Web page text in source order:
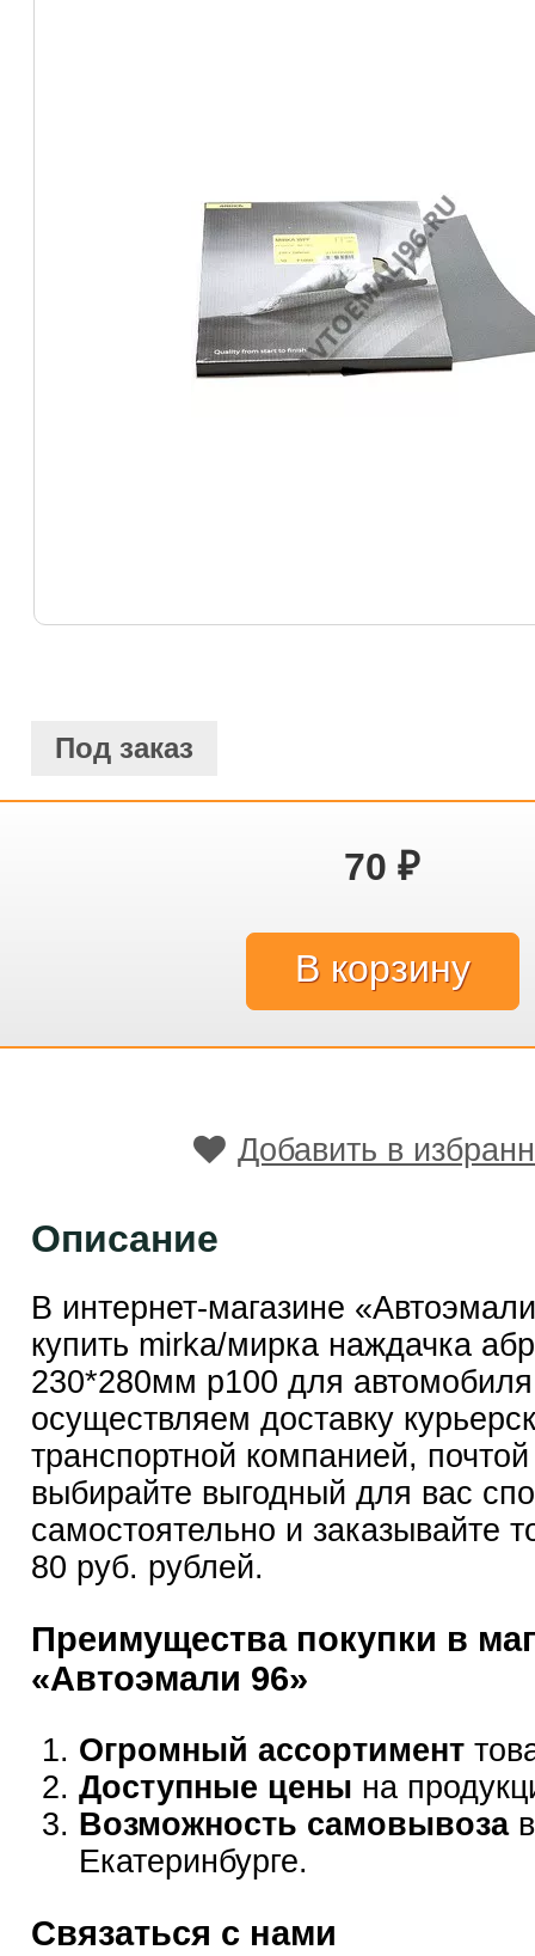
Под заказ
70 ₽
Добавить в
Описание
В интернет-магазине
купить mirka/мирка наждачка
230*280мм p100 для
осуществляем доставку
транспортной компанией,
выбирайте выгодный для вас
самостоятельно и заказывайте
80 руб. рублей.
Преимущества покупки в
«Автоэмали 96»
Огромный ассортимент
Доступные цены на
Возможность самовывозав
Екатеринбурге.
Связаться с нами